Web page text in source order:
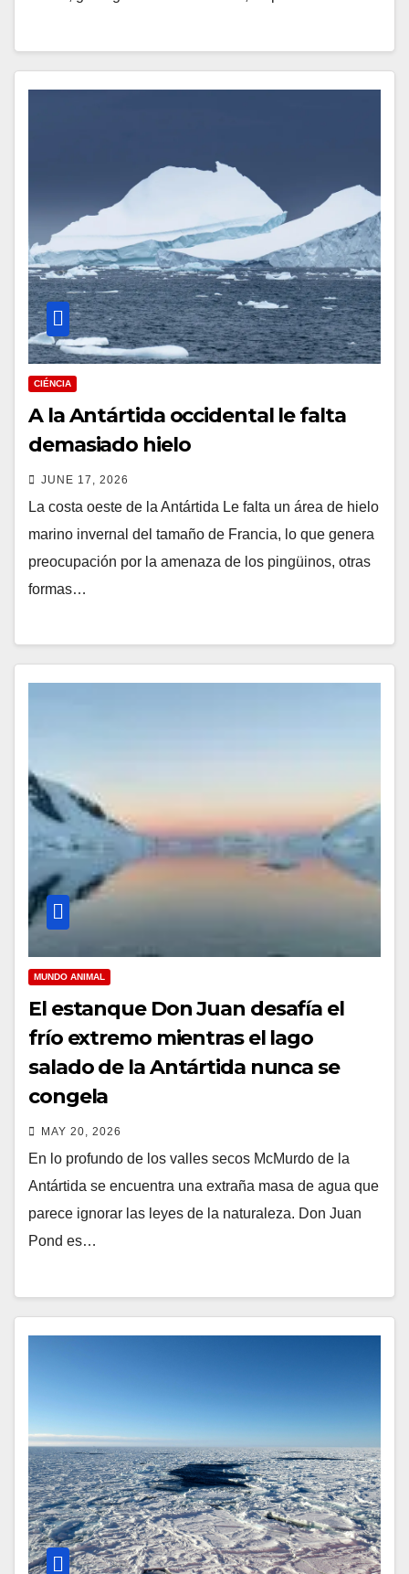
CIÉNCIA
A la Antártida occidental le falta
demasiado hielo
JUNE 17, 2026
La costa oeste de la Antártida Le falta un área de hielo
marino invernal del tamaño de Francia, lo que genera
preocupación por la amenaza de los pingüinos, otras
formas…
MUNDO ANIMAL
El estanque Don Juan desafía el
frío extremo mientras el lago
salado de la Antártida nunca se
congela
MAY 20, 2026
En lo profundo de los valles secos McMurdo de la
Antártida se encuentra una extraña masa de agua que
parece ignorar las leyes de la naturaleza. Don Juan
Pond es…